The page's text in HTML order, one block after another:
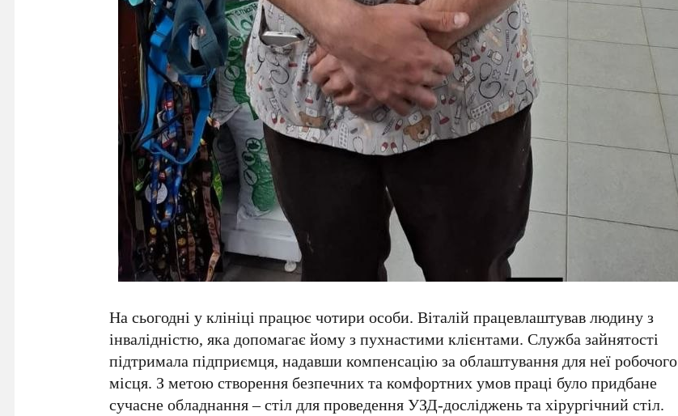
На сьогодні у клініці працює чотири особи. Віталій працевлаштував людину з
інвалідністю, яка допомагає йому з пухнастими клієнтами. Служба зайнятості
підтримала підприємця, надавши компенсацію за облаштування для неї робочого
місця. З метою створення безпечних та комфортних умов праці було придбане
сучасне обладнання – стіл для проведення УЗД-досліджень та хірургічний стіл.